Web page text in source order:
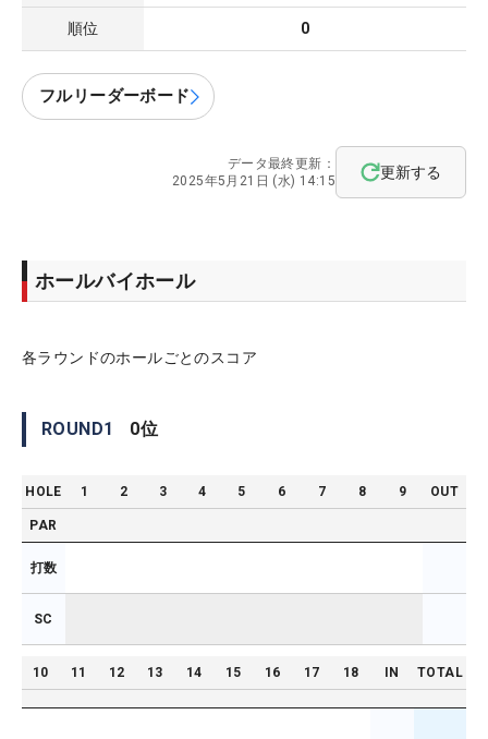
順位 0
フルリーダーボード
データ最終更新：
2025年5月21日 (水) 14:15
更新する
ホールバイホール
各ラウンドのホールごとのスコア
ROUND1 0位
HOLE 1 2 3 4 5 6 7 8 9 OUT
PAR
打数
SC
10 11 12 13 14 15 16 17 18 IN TOTAL